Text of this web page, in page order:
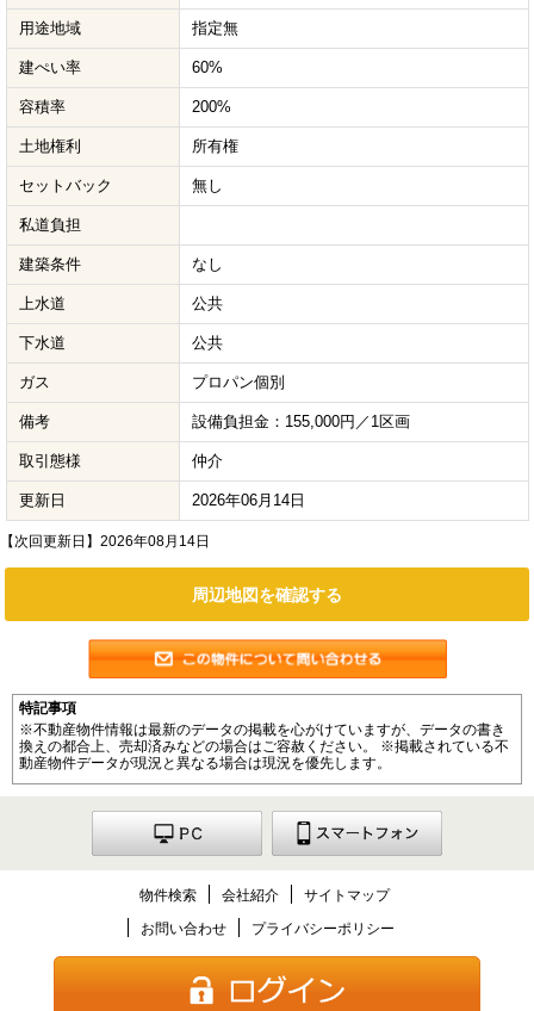
用途地域 指定無
建ぺい率 60%
容積率 200%
土地権利 所有権
セットバック 無し
私道負担
建築条件 なし
上水道 公共
下水道 公共
ガス プロパン個別
備考 設備負担金：155,000円／1区画
取引態様 仲介
更新日 2026年06月14日
【次回更新日】2026年08月14日
周辺地図を確認する
特記事項
※不動産物件情報は最新のデータの掲載を心がけていますが、データの書き
換えの都合上、売却済みなどの場合はご容赦ください。 ※掲載されている不
動産物件データが現況と異なる場合は現況を優先します。
物件検索 会社紹介
サイトマップ
お問い合わせ
プライバシーポリシー